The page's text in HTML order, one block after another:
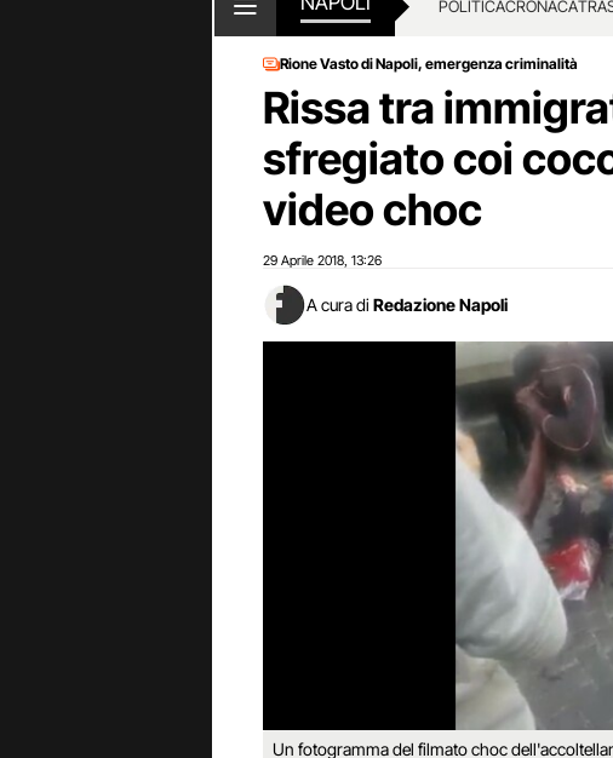
POLITICACRONACA
Rione Vasto di Napoli, emergenza criminalità
Rissa tra
sfregiato coi
video choc
29 Aprile 2018 13:26
A cura di Redazione Napoli
Un fotogramma del filmato choc